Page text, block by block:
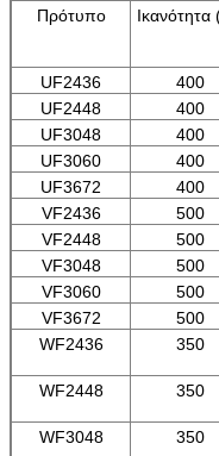
Πρότυπο Ικανότητα
UF2436
400
UF2448
400
UF3048
400
UF3060
400
UF3672
400
VF2436
500
VF2448
500
VF3048
500
VF3060
500
VF3672
500
WF2436
350
WF2448 350
WF3048 350